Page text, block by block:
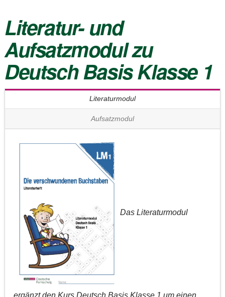
Literatur- und
Aufsatzmodul zu
Deutsch Basis Klasse 1
Literaturmodul
Aufsatzmodul
Das Literaturmodul
ergänzt den Kurs Deutsch Basis Klasse 1 um einen